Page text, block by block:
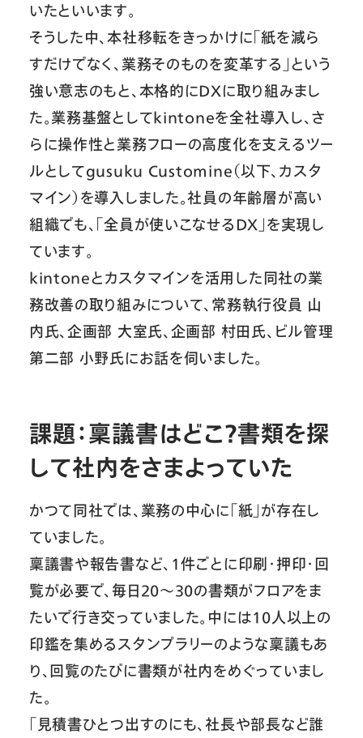
いたといいます。
そうした中、本社移転をきっかけに「紙を減ら
すだけでなく、業務そのものを変革する」という
強い意志のもと、本格的にDXに取り組みまし
た。業務基盤としてkintoneを全社導入し、さ
らに操作性と業務フローの高度化を支えるツー
ルとしてgusuku Customine（以下、カスタ
マイン）を導入しました。社員の年齢層が高い
組織でも、「全員が使いこなせるDX」を実現し
ています。
kintoneとカスタマインを活用した同社の業
務改善の取り組みについて、常務執行役員 山
内氏、企画部 大室氏、企画部 村田氏、ビル管理
第二部 小野氏にお話を伺いました。
課題：稟議書はどこ？書類を探
して社内をさまよっていた
かつて同社では、業務の中心に「紙」が存在し
ていました。
稟議書や報告書など、1件ごとに印刷・押印・回
覧が必要で、毎日20～30の書類がフロアをま
たいで行き交っていました。中には10人以上の
印鑑を集めるスタンプラリーのような稟議もあ
り、回覧のたびに書類が社内をめぐっていまし
た。
「見積書ひとつ出すのにも、社長や部長など誰